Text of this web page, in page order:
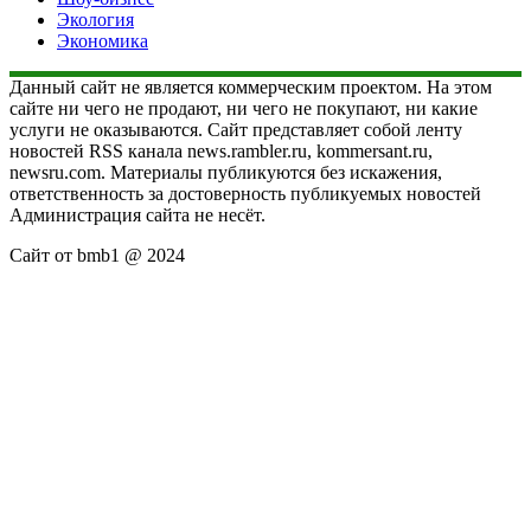
Экология
Экономика
Данный сайт не является коммерческим проектом. На этом
сайте ни чего не продают, ни чего не покупают, ни какие
услуги не оказываются. Сайт представляет собой ленту
новостей RSS канала news.rambler.ru, kommersant.ru,
newsru.com. Материалы публикуются без искажения,
ответственность за достоверность публикуемых новостей
Администрация сайта не несёт.
Сайт от bmb1 @ 2024